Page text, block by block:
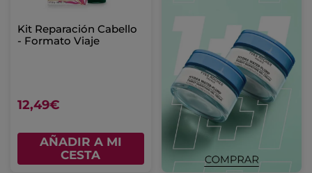
Kit Reparación Cabello
- Formato Viaje
12,49€
AÑADIR A MI
CESTA